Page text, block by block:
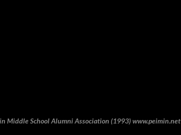
Middle School Alumni Association (1993) www.peimin.net